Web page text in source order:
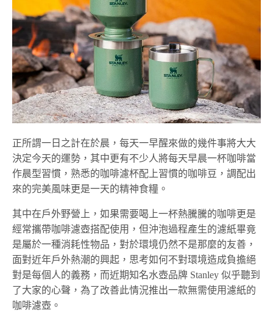
正所謂一日之計在於晨，每天一早醒來做的幾件事將大大
決定今天的運勢，其中更有不少人將每天早晨一杯咖啡當
作晨型習慣，熟悉的咖啡濾杯配上習慣的咖啡豆，調配出
來的完美風味更是一天的精神食糧。
其中在戶外野營上，如果需要喝上一杯熱騰騰的咖啡更是
經常攜帶咖啡濾壺搭配使用，但沖泡過程產生的濾紙畢竟
是屬於一種消耗性物品，對於環境仍然不是那麼的友善，
面對近年戶外熱潮的興起，思考如何不對環境造成負擔絕
對是每個人的義務，而近期知名水壺品牌 Stanley 似乎聽到
了大家的心聲，為了改善此情況推出一款無需使用濾紙的
咖啡濾壺。